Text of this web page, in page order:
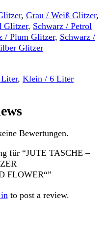
, Grau / Weiß Glitzer,
Glitzer, Schwarz / Petrol
/ Plum Glitzer, Schwarz /
Glitzer
, Klein / 6 Liter
Bewertungen.
für “JUTE TASCHE –
FLOWER“”
to post a review.